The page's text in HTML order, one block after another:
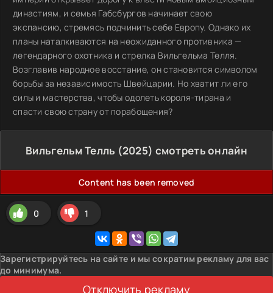
династиям, и семья Габсбургов начинает свою
экспансию, стремясь подчинить себе Европу. Однако их
планы наталкиваются на неожиданного противника —
легендарного охотника и стрелка Вильгельма Телля.
Возглавив народное восстание, он становится символом
борьбы за независимость Швейцарии. Но хватит ли его
силы и мастерства, чтобы одолеть короля-тирана и
спасти свою страну от порабощения?
Вильгельм Телль (2025) смотреть онлайн
Content has been removed
0 1
Зарегистрируйтесь на сайте и мы сократим рекламу для вас
до минимума.
Отключить рекламу